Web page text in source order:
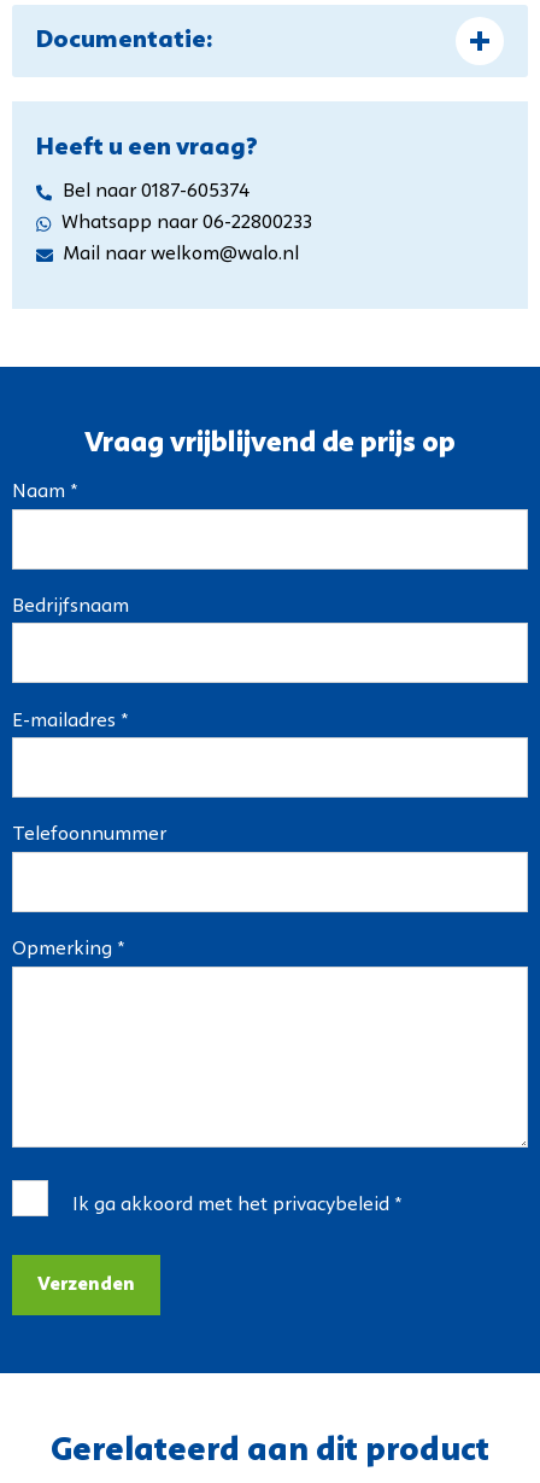
Documentatie:
Heeft u een vraag?
Bel naar 0187-605374
Whatsapp naar 06-22800233
Mail naar welkom@walo.nl
Vraag vrijblijvend de prijs op
Naam *
Bedrijfsnaam
E-mailadres *
Telefoonnummer
Opmerking *
Ik ga akkoord met het privacybeleid *
Verzenden
Gerelateerd aan dit product